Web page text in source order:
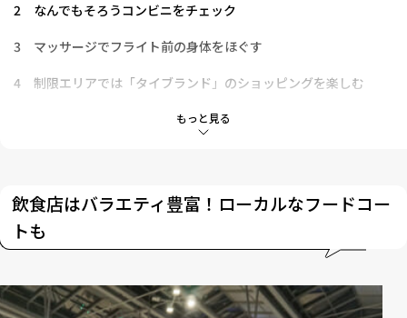
もっと見る
2
なんでもそろうコンビニをチェック
3
マッサージでフライト前の身体をほぐす
4
制限エリアでは「タイブランド」のショッピングを楽しむ
「カジュアルコスメ」が見つかるドラッグストアも
飲食店はバラエティ豊富！ローカルなフードコー
トも